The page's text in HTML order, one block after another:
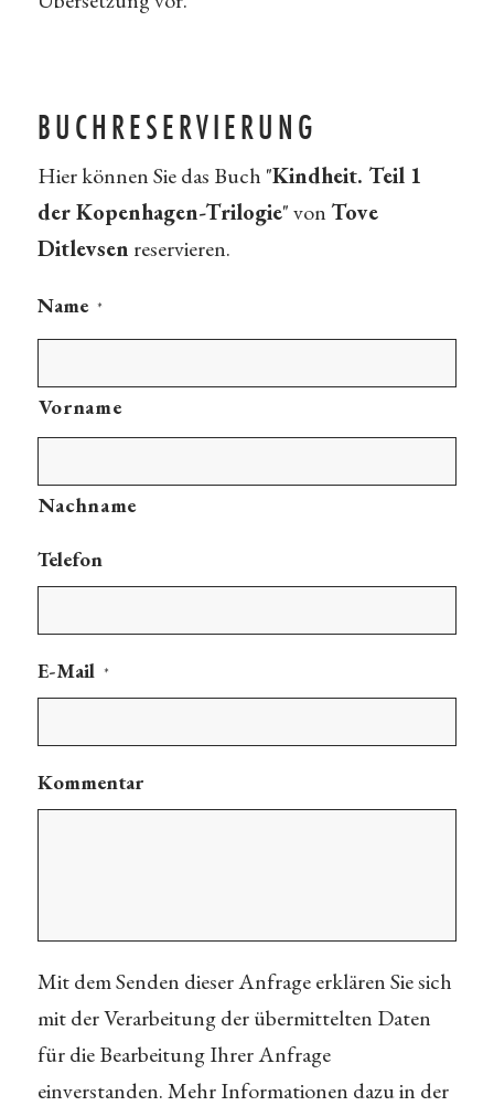
BUCHRESERVIERUNG
Hier können Sie das Buch "Kindheit. Teil 1
der Kopenhagen-Trilogie" vonTove
Ditlevsen reservieren.
Name *
Vorname
Nachname
Telefon
E-Mail *
Kommentar
Mit dem Senden dieser Anfrage erklären Sie sich
mit der Verarbeitung der übermittelten Daten
für die Bearbeitung Ihrer Anfrage
einverstanden. Mehr Informationen dazu in der